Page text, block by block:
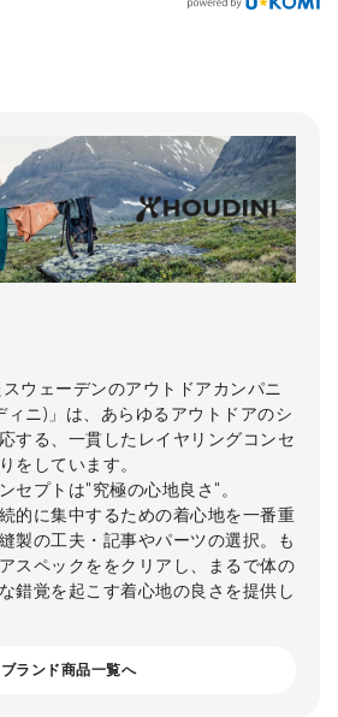
ウェーデンのアウトドアカンパニ
ィニ)」は、あらゆるアウトドアのシ
する、一貫したレイヤリングコンセ
をしています。
セプトは"究極の心地良さ"。
的に集中するための着心地を一番重
製の工夫・記事やパーツの選択。も
スペックををクリアし、まるで体の
錯覚を起こす着心地の良さを提供し
ブランド商品一覧へ